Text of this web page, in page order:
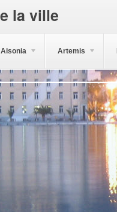
la ville
Aisonia Artemis